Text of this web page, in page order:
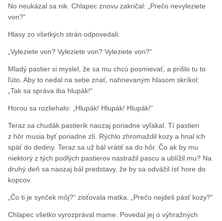
No neukázal sa nik. Chlapec znovu zakričal: „Prečo nevyleziete
von?“
Hlasy zo všetkých strán odpovedali:
„Vyleziete von? Vyleziete von? Vyleziete von?“
Mladý pastier si myslel, že sa mu chcú posmievať, a prišlo tu to
ľúto. Aby to nedal na sebe znať, nahnevaným hlasom skríkol:
„Tak sa správa iba hlupák!“
Horou sa rozliehalo: „Hlupák! Hlupák! Hlupák!“
Teraz sa chudák pastierik naozaj poriadne vyľakal. Tí pastieri
z hôr musia byť poriadne zlí. Rýchlo zhromaždil kozy a hnal ich
späť do dediny. Teraz sa už bál vrátiť sa do hôr. Čo ak by mu
niektorý z tých podlých pastierov nastražil pascu a ublížil mu? Na
druhý deň sa naozaj bál predstavy, že by sa odvážil ísť hore do
kopcov.
„Čo ti je synček môj?“ zisťovala matka. „Prečo nejdeš pásť kozy?“
Chlapec všetko vyrozprával mame. Povedal jej o výhražných